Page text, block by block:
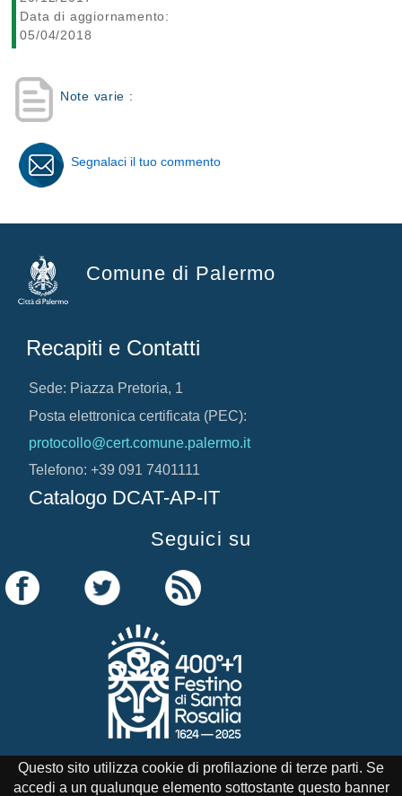
Data di aggiornamento:
05/04/2018
Note varie :
Segnalaci il tuo commento
Comune di Palermo
Recapiti e Contatti
Sede: Piazza Pretoria, 1
Posta elettronica certificata (PEC):
protocollo@cert.comune.palermo.it
Telefono: +39 091 7401111
Catalogo DCAT-AP-IT
Seguici su
Credits Note Legali Cookie Policy
Questo sito utilizza cookie di profilazione di terze parti. Se
accedi a un qualunque elemento sottostante questo banner